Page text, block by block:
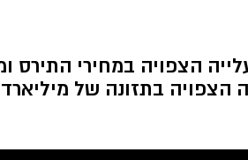
הצפויה במחירי התירס
הצפויה בתזונה של